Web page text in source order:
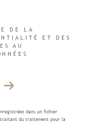
DE LA
ET DES
AU
dans un fichier
traitant du traitement pour la